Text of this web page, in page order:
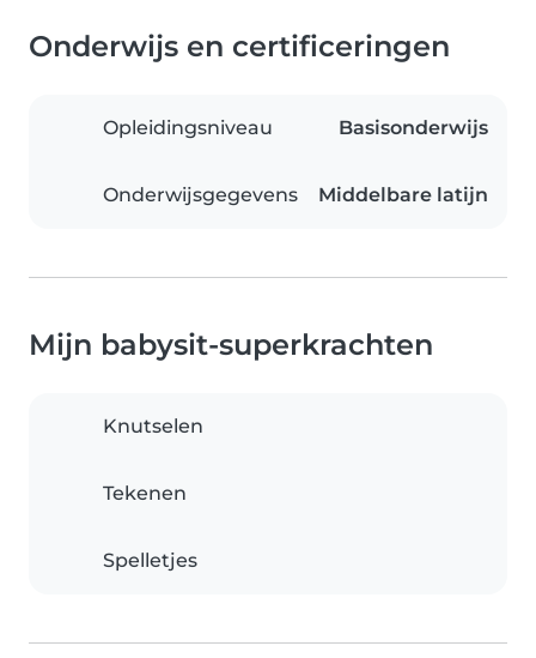
Onderwijs en certificeringen
Opleidingsniveau Basisonderwijs
Onderwijsgegevens Middelbare latijn
Mijn babysit-superkrachten
Knutselen
Tekenen
Spelletjes